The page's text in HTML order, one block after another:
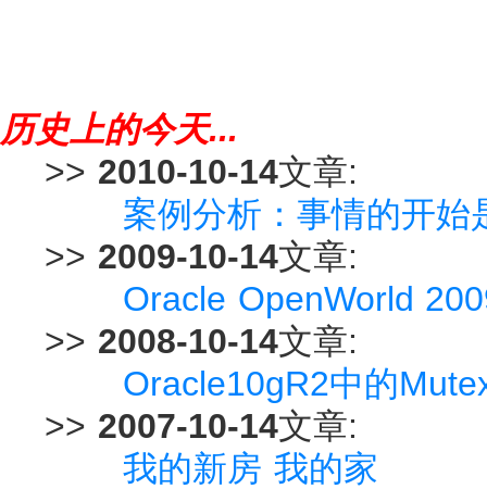
历史上的今天...
>> 2010-10-14文章:
案例分析：事情的开始
>> 2009-10-14文章:
Oracle OpenWorld
>> 2008-10-14文章:
Oracle10gR2中的
>> 2007-10-14文章:
我的新房 我的家